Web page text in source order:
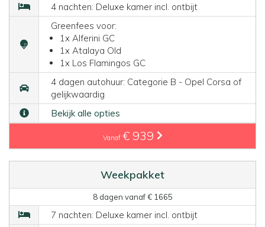
4 nachten: Deluxe kamer incl. ontbijt
Greenfees voor:
1x Alferini GC
1x Atalaya Old
1x Los Flamingos GC
4 dagen autohuur: Categorie B - Opel Corsa of
gelijkwaardig
Bekijk alle opties
Vanaf € 939
Weekpakket
8 dagen vanaf € 1665
7 nachten: Deluxe kamer incl. ontbijt